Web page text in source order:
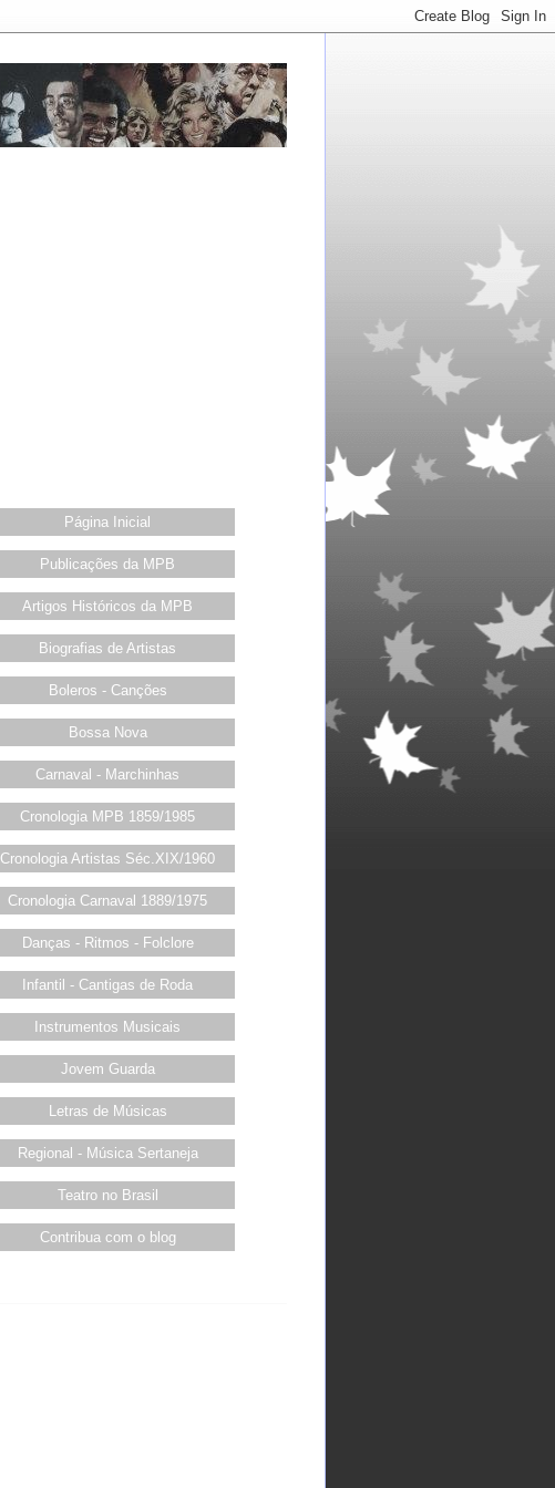
Página Inicial
Publicações da MPB
Artigos Históricos da MPB
Biografias de Artistas
Boleros - Canções
Bossa Nova
Carnaval - Marchinhas
Cronologia MPB 1859/1985
Cronologia Artistas Séc.XIX/1960
Cronologia Carnaval 1889/1975
Danças - Ritmos - Folclore
Infantil - Cantigas de Roda
Instrumentos Musicais
Jovem Guarda
Letras de Músicas
Regional - Música Sertaneja
Teatro no Brasil
Contribua com o blog